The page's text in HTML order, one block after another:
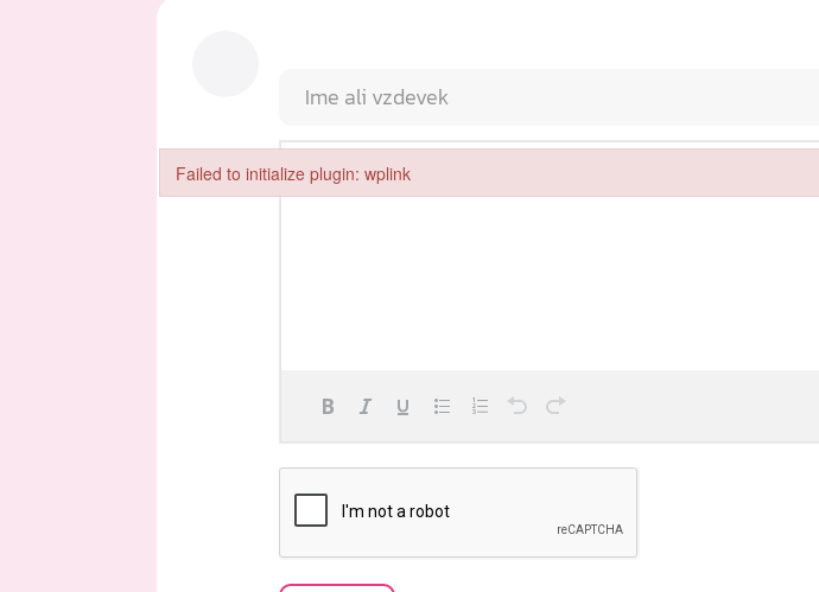
Failed to initialize plugin: wplink
Failed to initialize plugin: wplink